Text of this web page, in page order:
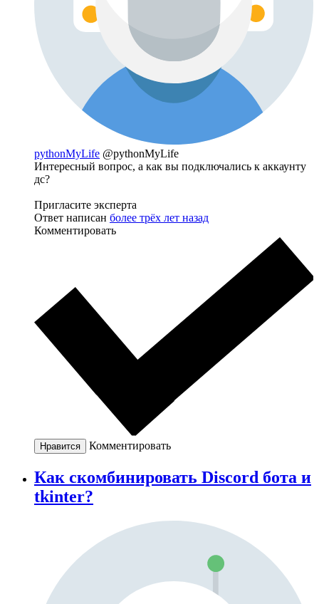
pythonMyLife @pythonMyLife
Интересный вопрос, а как вы подключались к аккаунту
дс?
Пригласите эксперта
Ответ написан более трёх лет назад
Комментировать
Нравится Комментировать
Как скомбинировать Discord бота и
tkinter?